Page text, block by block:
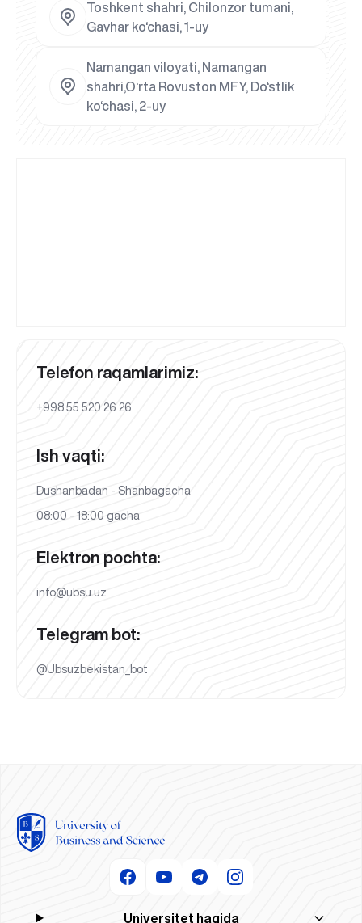
Toshkent shahri, Chilonzor tumani,
Gavhar ko‘chasi, 1-uy
Namangan viloyati, Namangan
shahri,O‘rta Rovuston MFY, Do‘stlik
ko‘chasi, 2-uy
Telefon raqamlarimiz:
+998 55 520 26 26
Ish vaqti:
Dushanbadan - Shanbagacha
08:00 - 18:00 gacha
Elektron pochta:
info@ubsu.uz
Telegram bot:
@Ubsuzbekistan_bot
Universitet haqida